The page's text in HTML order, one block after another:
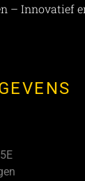
– Innovatief